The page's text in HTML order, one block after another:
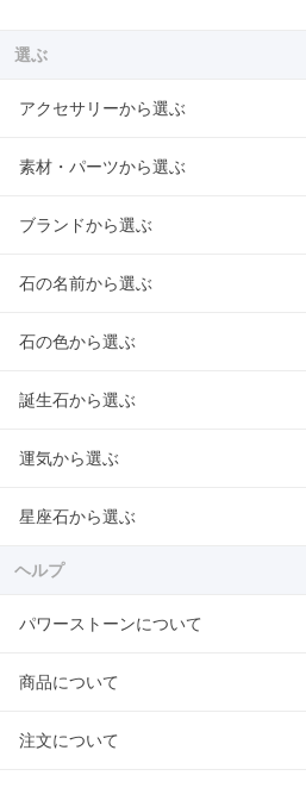
選ぶ
アクセサリーから選ぶ
素材・パーツから選ぶ
ブランドから選ぶ
石の名前から選ぶ
石の色から選ぶ
誕生石から選ぶ
運気から選ぶ
星座石から選ぶ
ヘルプ
パワーストーンについて
商品について
注文について